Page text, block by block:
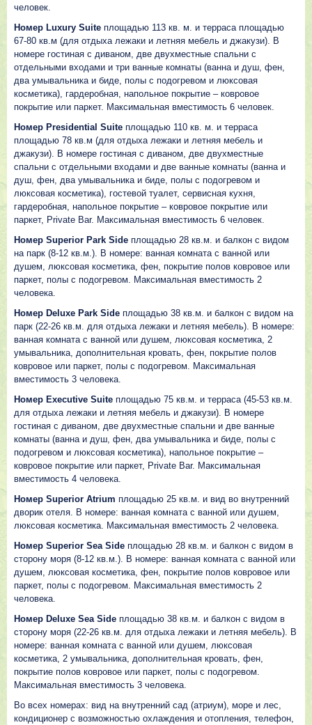
человек.
Номер Luxury Suite площадью 113 кв. м. и терраса площадью
67-80 кв.м (для отдыха лежаки и летняя мебель и джакузи). В
номере гостиная с диваном, две двухместные спальни с
отдельными входами и три ванные комнаты (ванна и душ, фен,
два умывальника и биде, полы с подогревом и люксовая
косметика), гардеробная, напольное покрытие – ковровое
покрытие или паркет. Максимальная вместимость 6 человек.
Номер Presidential Suite площадью 110 кв. м. и терраса
площадью 78 кв.м (для отдыха лежаки и летняя мебель и
джакузи). В номере гостиная с диваном, две двухместные
спальни с отдельными входами и две ванные комнаты (ванна и
душ, фен, два умывальника и биде, полы с подогревом и
люксовая косметика), гостевой туалет, сервисная кухня,
гардеробная, напольное покрытие – ковровое покрытие или
паркет, Private Bar. Максимальная вместимость 6 человек.
Номер Superior Park Side площадью 28 кв.м. и балкон с видом
на парк (8-12 кв.м.). В номере: ванная комната с ванной или
душем, люксовая косметика, фен, покрытие полов ковровое или
паркет, полы с подогревом. Максимальная вместимость 2
человека.
Номер Deluxe Park Side площадью 38 кв.м. и балкон с видом на
парк (22-26 кв.м. для отдыха лежаки и летняя мебель). В номере:
ванная комната с ванной или душем, люксовая косметика, 2
умывальника, дополнительная кровать, фен, покрытие полов
ковровое или паркет, полы с подогревом. Максимальная
вместимость 3 человека.
Номер Executive Suite площадью 75 кв.м. и терраса (45-53 кв.м.
для отдыха лежаки и летняя мебель и джакузи). В номере
гостиная с диваном, две двухместные спальни и две ванные
комнаты (ванна и душ, фен, два умывальника и биде, полы с
подогревом и люксовая косметика), напольное покрытие –
ковровое покрытие или паркет, Private Bar. Максимальная
вместимость 4 человека.
Номер Superior Atrium площадью 25 кв.м. и вид во внутренний
дворик отеля. В номере: ванная комната с ванной или душем,
люксовая косметика. Максимальная вместимость 2 человека.
Номер Superior Sea Side площадью 28 кв.м. и балкон с видом в
сторону моря (8-12 кв.м.). В номере: ванная комната с ванной или
душем, люксовая косметика, фен, покрытие полов ковровое или
паркет, полы с подогревом. Максимальная вместимость 2
человека.
Номер Deluxe Sea Side площадью 38 кв.м. и балкон с видом в
сторону моря (22-26 кв.м. для отдыха лежаки и летняя мебель). В
номере: ванная комната с ванной или душем, люксовая
косметика, 2 умывальника, дополнительная кровать, фен,
покрытие полов ковровое или паркет, полы с подогревом.
Максимальная вместимость 3 человека.
Во всех номерах: вид на внутренний сад (атриум), море и лес,
кондиционер с возможностью охлаждения и отопления, телефон,